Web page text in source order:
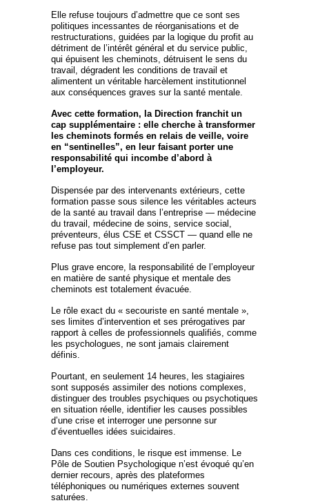
Elle refuse toujours d’admettre que ce sont ses
politiques incessantes de réorganisations et de
restructurations, guidées par la logique du profit au
détriment de l’intérêt général et du service public,
qui épuisent les cheminots, détruisent le sens du
travail, dégradent les conditions de travail et
alimentent un véritable harcèlement institutionnel
aux conséquences graves sur la santé mentale.
Avec cette formation, la Direction franchit un
cap supplémentaire : elle cherche à transformer
les cheminots formés en relais de veille, voire
en “sentinelles”, en leur faisant porter une
responsabilité qui incombe d’abord à
l’employeur.
Dispensée par des intervenants extérieurs, cette
formation passe sous silence les véritables acteurs
de la santé au travail dans l’entreprise — médecine
du travail, médecine de soins, service social,
préventeurs, élus CSE et CSSCT — quand elle ne
refuse pas tout simplement d’en parler.
Plus grave encore, la responsabilité de l’employeur
en matière de santé physique et mentale des
cheminots est totalement évacuée.
Le rôle exact du « secouriste en santé mentale »,
ses limites d’intervention et ses prérogatives par
rapport à celles de professionnels qualifiés, comme
les psychologues, ne sont jamais clairement
définis.
Pourtant, en seulement 14 heures, les stagiaires
sont supposés assimiler des notions complexes,
distinguer des troubles psychiques ou psychotiques
en situation réelle, identifier les causes possibles
d’une crise et interroger une personne sur
d’éventuelles idées suicidaires.
Dans ces conditions, le risque est immense. Le
Pôle de Soutien Psychologique n’est évoqué qu’en
dernier recours, après des plateformes
téléphoniques ou numériques externes souvent
saturées.